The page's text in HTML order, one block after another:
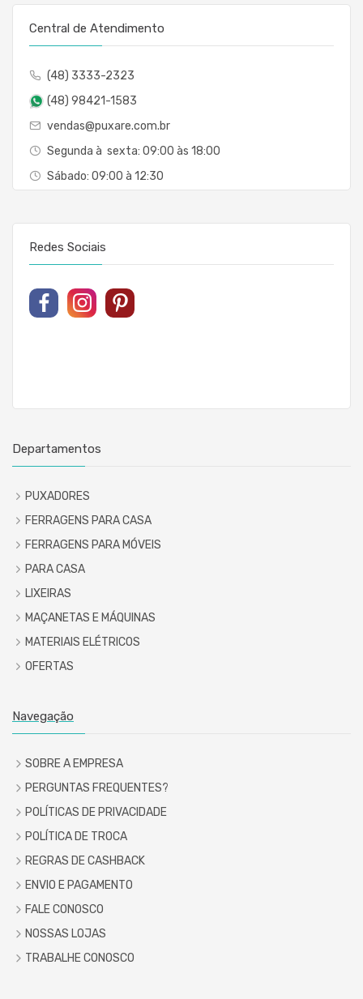
Central de Atendimento
(48) 3333-2323
(48) 98421-1583
vendas@puxare.com.br
Segunda à sexta: 09:00 às 18:00
Sábado: 09:00 à 12:30
Redes Sociais
Departamentos
PUXADORES
FERRAGENS PARA CASA
FERRAGENS PARA MÓVEIS
PARA CASA
LIXEIRAS
MAÇANETAS E MÁQUINAS
MATERIAIS ELÉTRICOS
OFERTAS
Navegação
SOBRE A EMPRESA
PERGUNTAS FREQUENTES?
POLÍTICAS DE PRIVACIDADE
POLÍTICA DE TROCA
REGRAS DE CASHBACK
ENVIO E PAGAMENTO
FALE CONOSCO
NOSSAS LOJAS
TRABALHE CONOSCO